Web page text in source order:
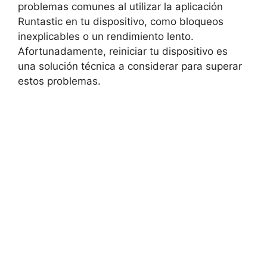
problemas⁤ comunes al utilizar la‍ aplicación
Runtastic en tu⁢ dispositivo, como bloqueos
inexplicables o un rendimiento lento.
‍Afortunadamente, reiniciar tu dispositivo es
una solución técnica a considerar para superar
estos problemas.